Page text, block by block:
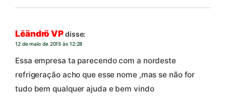
Lēändrö VPdisse:
12 de maio de 2015 às 12:28
Essa empresa ta parecendo com a nordeste
refrigeração acho que esse nome ,mas se não for
tudo bem qualquer ajuda e bem vindo